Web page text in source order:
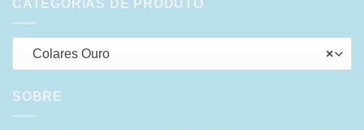
CATEGORIAS DE PRODUTO
×
Colares Ouro
SOBRE